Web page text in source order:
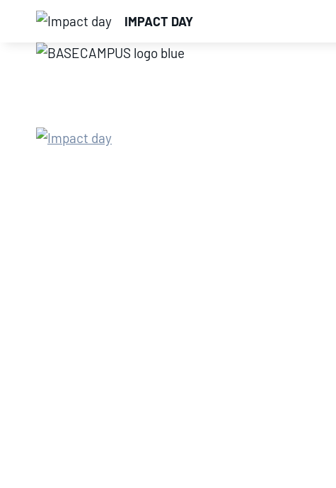
content
IMPACT DAY